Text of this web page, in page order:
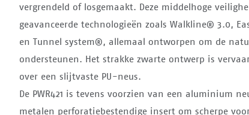
vergrendeld of losgemaakt. Deze middelhoge
geavanceerde technologieën zoals Walkline® 3.0,
en Tunnel system®, allemaal ontworpen om de
ondersteunen. Het strakke zwarte ontwerp is
over een slijtvaste PU-neus.
De PWR421 is tevens voorzien van een aluminium
metalen perforatiebestendige insert om scherpe